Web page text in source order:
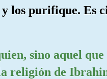
los purifique. Es
sino aquel
religión de